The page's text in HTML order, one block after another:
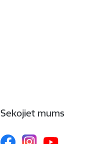
Sekojiet mums